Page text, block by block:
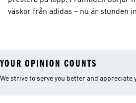
väskor från adidas – nu är stunden
YOUR OPINION COUNTS
We strive to serve you better and appreciate